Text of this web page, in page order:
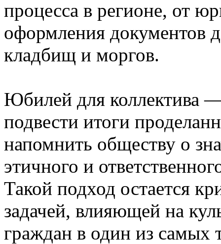
процесса в регионе, от
оформления документов
кладбищ и моргов.
Юбилей для коллектива
подвести итоги
напомнить обществу о
этичного и
Такой подход остается
задачей, влияющей на
граждан в один из